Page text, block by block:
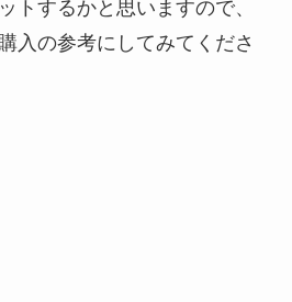
トするかと思いますので、
入の参考にしてみてくださ